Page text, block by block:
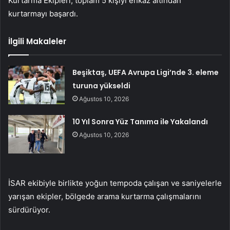
kurtarmayı başardı.
İlgili Makaleler
Beşiktaş, UEFA Avrupa Ligi’nde 3. eleme
turuna yükseldi
Ağustos 10, 2026
10 Yıl Sonra Yüz Tanıma ile Yakalandı
Ağustos 10, 2026
İSAR ekibiyle birlikte yoğun tempoda çalışan ve saniyelerle
yarışan ekipler, bölgede arama kurtarma çalışmalarını
sürdürüyor.